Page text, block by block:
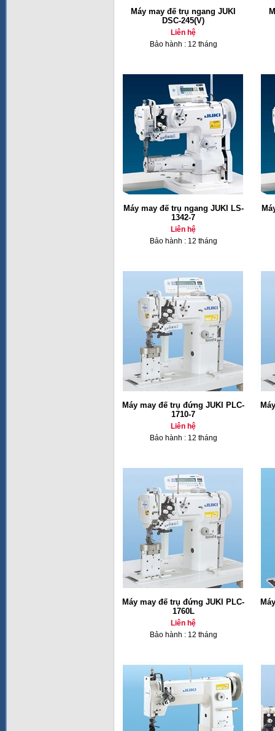
Máy may đế trụ ngang JUKI
DSC-245(V)
Liên hệ
Bảo hành : 12 tháng
Máy may đế trụ ngang JUKI LS-
1342-7
Liên hệ
Bảo hành : 12 tháng
Máy may đế trụ đứng JUKI PLC-
1710-7
Liên hệ
Bảo hành : 12 tháng
Máy may đế trụ đứng JUKI PLC-
1760L
Liên hệ
Bảo hành : 12 tháng